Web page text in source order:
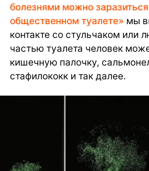
болезнями можно
общественном туалете» мы
контакте со стульчаком или
частью туалета человек
кишечную палочку,
стафилококк и так далее.